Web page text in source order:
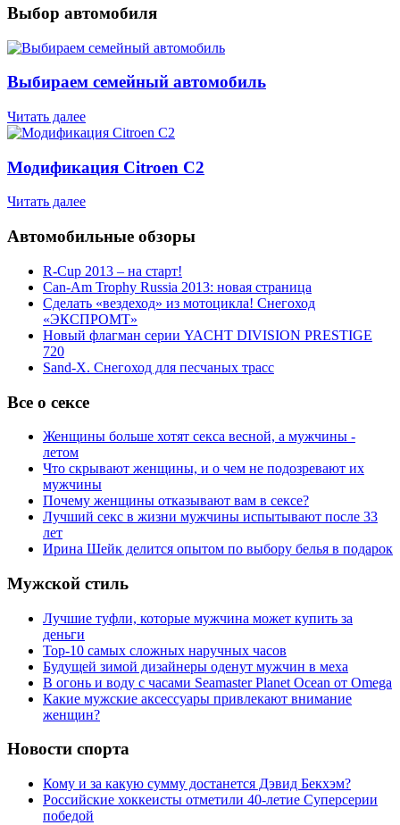
Выбор автомобиля
Выбираем семейный автомобиль
Читать далее
Модификация Citroen С2
Читать далее
Автомобильные обзоры
R-Cup 2013 – на старт!
Can-Am Trophy Russia 2013: новая страница
Сделать «вездеход» из мотоцикла! Снегоход
«ЭКСПРОМТ»
Новый флагман серии YACHT DIVISION PRESTIGE
720
Sand-X. Снегоход для песчаных трасс
Все о сексе
Женщины больше хотят секса весной, а мужчины -
летом
Что скрывают женщины, и о чем не подозревают их
мужчины
Почему женщины отказывают вам в сексе?
Лучший секс в жизни мужчины испытывают после 33
лет
Ирина Шейк делится опытом по выбору белья в подарок
Мужской стиль
Лучшие туфли, которые мужчина может купить за
деньги
Top-10 самых сложных наручных часов
Будущей зимой дизайнеры оденут мужчин в меха
В огонь и воду с часами Seamaster Planet Ocean от Omega
Какие мужские аксессуары привлекают внимание
женщин?
Новости спорта
Кому и за какую сумму достанется Дэвид Бекхэм?
Российские хоккеисты отметили 40-летие Суперсерии
победой